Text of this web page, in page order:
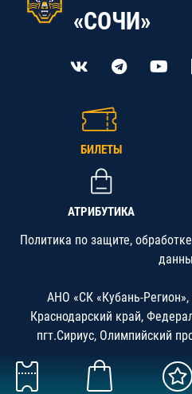
«СОЧИ»
БИЛЕТЫ
АТРИБУТИКА
Политика по защите,
АНО «СК «Кубань-
Краснодарский край,
пгт.Сириус, Олимпийский